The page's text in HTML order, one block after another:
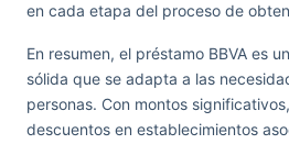
en cada etapa del proceso de
En resumen, el préstamo BBVA es
sólida que se adapta a las
personas. Con montos
descuentos en establecimientos